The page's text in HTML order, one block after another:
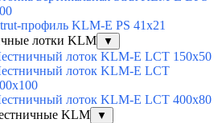
профиль KLM-E PS 41x21
лотки KLM
▼
лоток KLM-E LCT 150x50
лоток KLM-E LCT
лоток KLM-E LCT 400x80
KLM
▼